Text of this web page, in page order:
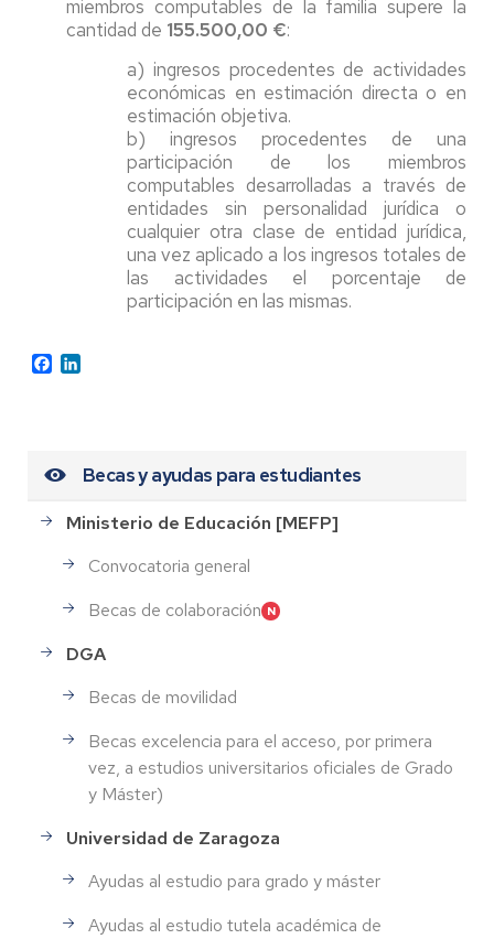
miembros computables de la familia supere la
cantidad de 155.500,00 €:
a) ingresos procedentes de actividades
económicas en estimación directa o en
estimación objetiva.
b) ingresos procedentes de una
participación de los miembros
computables desarrolladas a través de
entidades sin personalidad jurídica o
cualquier otra clase de entidad jurídica,
una vez aplicado a los ingresos totales de
las actividades el porcentaje de
participación en las mismas.
Facebook
Becas y ayudas para estudiantes
Ministerio de Educación [MEFP]
Convocatoria general
Becas de colaboración
DGA
Becas de movilidad
Becas excelencia para el acceso, por primera
vez, a estudios universitarios oficiales de Grado
y Máster)
Universidad de Zaragoza
Ayudas al estudio para grado y máster
Ayudas al estudio tutela académica de